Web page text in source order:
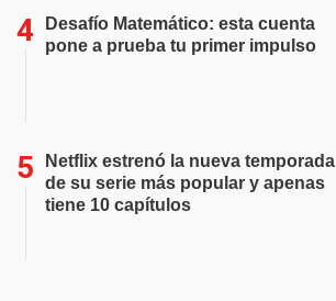
Desafío Matemático: esta cuenta
pone a prueba tu primer impulso
Netflix estrenó la nueva temporada
de su serie más popular y apenas
tiene 10 capítulos